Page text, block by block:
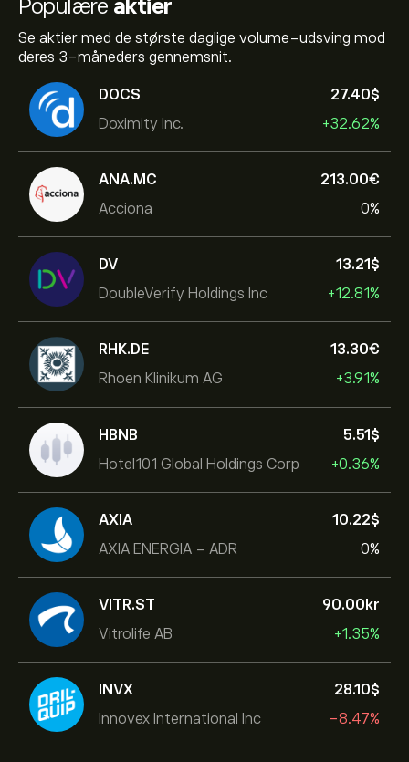
Populære aktier
Se aktier med de største daglige volume-udsving mod
deres 3-måneders gennemsnit.
DOCS
Doximity Inc.
27.40‎$‎
+32.62%
ANA.MC
Acciona
213.00‎€‎
0%
DV
DoubleVerify Holdings Inc
13.21‎$‎
+12.81%
RHK.DE
Rhoen Klinikum AG
13.30‎€‎
+3.91%
HBNB
Hotel101 Global Holdings Corp
5.51‎$‎
+0.36%
AXIA
AXIA ENERGIA - ADR
10.22‎$‎
0%
VITR.ST
Vitrolife AB
90.00‎kr‎
+1.35%
INVX
Innovex International Inc
28.10‎$‎
-8.47%